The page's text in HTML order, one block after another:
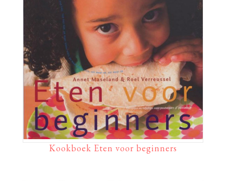
Kookboek Eten voor beginners